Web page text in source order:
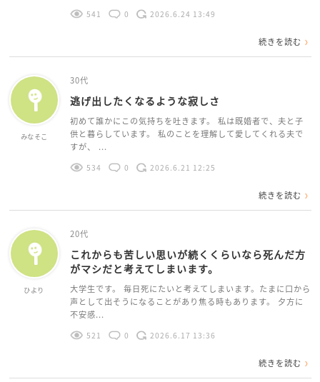
541 0 2026.6.24 13:49
続きを読む
みなそこ
30代
逃げ出したくなるような寂しさ
初めて誰かにこの気持ちを吐きます。 私は既婚者で、夫と子
供と暮らしています。 私のことを理解して愛してくれる夫で
すが、 ...
534 0 2026.6.21 12:25
続きを読む
ひより
20代
これからも苦しい思いが続くくらいなら死んだ方
がマシだと考えてしまいます。
大学生です。 毎日死にたいと考えてしまいます。たまに口から
声として出そうになることがあり焦る時もあります。 夕方に
不安感...
521 0 2026.6.17 13:36
続きを読む